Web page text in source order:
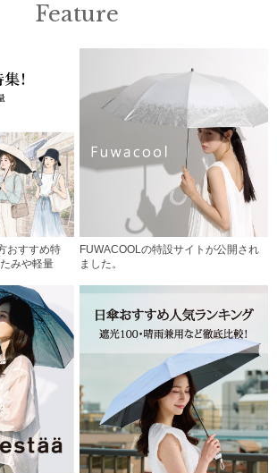
Feature
おすすめ特
みや軽量
FUWACOOLの特設サイトが公開され
ました。